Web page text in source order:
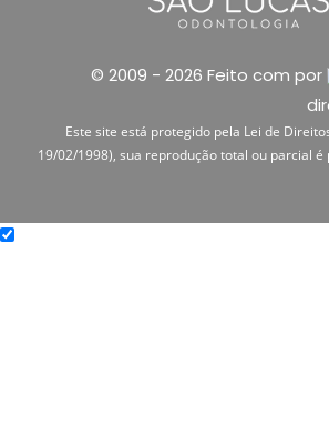
© 2009 - 2026 Feito com por
Este site está protegido pela Lei de
19/02/1998), sua reprodução total ou parcial